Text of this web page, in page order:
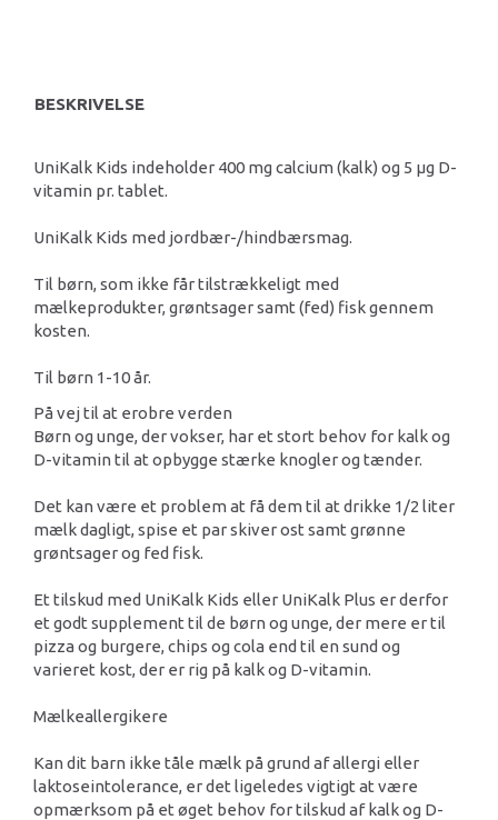
BESKRIVELSE
UniKalk Kids indeholder 400 mg calcium (kalk) og 5 μg D-
vitamin pr. tablet.
UniKalk Kids med jordbær-/hindbærsmag.
Til børn, som ikke får tilstrækkeligt med
mælkeprodukter, grøntsager samt (fed) fisk gennem
kosten.
Til børn 1-10 år.
På vej til at erobre verden
Børn og unge, der vokser, har et stort behov for kalk og
D-vitamin til at opbygge stærke knogler og tænder.
Det kan være et problem at få dem til at drikke 1/2 liter
mælk dagligt, spise et par skiver ost samt grønne
grøntsager og fed fisk.
Et tilskud med UniKalk Kids eller UniKalk Plus er derfor
et godt supplement til de børn og unge, der mere er til
pizza og burgere, chips og cola end til en sund og
varieret kost, der er rig på kalk og D-vitamin.
Mælkeallergikere
Kan dit barn ikke tåle mælk på grund af allergi eller
laktoseintolerance, er det ligeledes vigtigt at være
opmærksom på et øget behov for tilskud af kalk og D-